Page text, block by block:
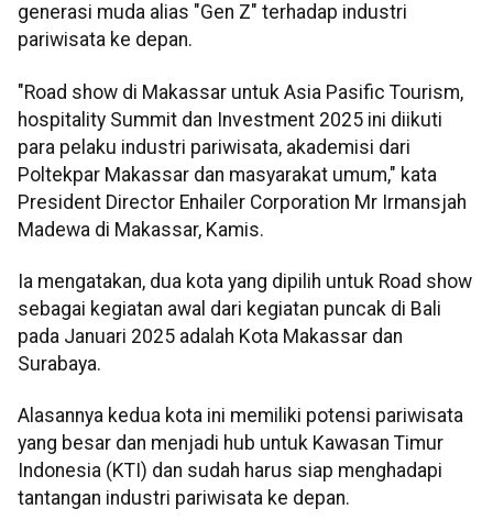
generasi muda alias "Gen Z" terhadap industri
pariwisata ke depan.
"Road show di Makassar untuk Asia Pasific Tourism,
hospitality Summit dan Investment 2025 ini diikuti
para pelaku industri pariwisata, akademisi dari
Poltekpar Makassar dan masyarakat umum," kata
President Director Enhailer Corporation Mr Irmansjah
Madewa di Makassar, Kamis.
Ia mengatakan, dua kota yang dipilih untuk Road show
sebagai kegiatan awal dari kegiatan puncak di Bali
pada Januari 2025 adalah Kota Makassar dan
Surabaya.
Alasannya kedua kota ini memiliki potensi pariwisata
yang besar dan menjadi hub untuk Kawasan Timur
Indonesia (KTI) dan sudah harus siap menghadapi
tantangan industri pariwisata ke depan.